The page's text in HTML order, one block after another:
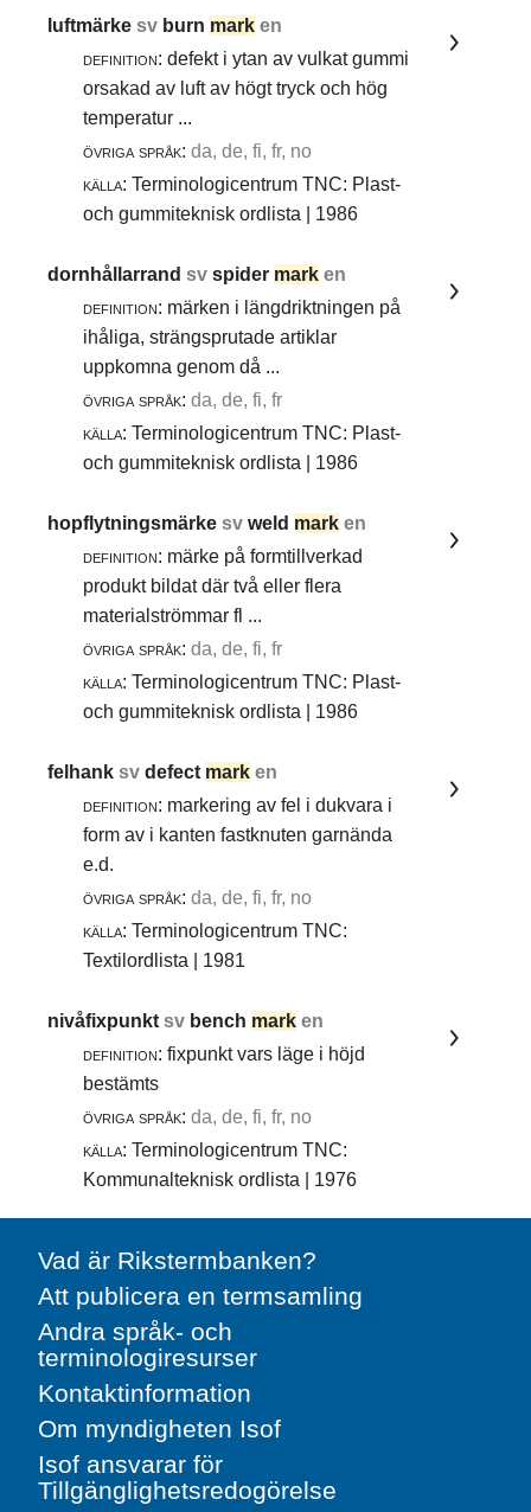
luftmärkesv burn mark en
definition: defekt i ytan av vulkat gummi
orsakad av luft av högt tryck och hög
temperatur ...
övriga språk: da, de, fi, fr, no
källa: Terminologicentrum TNC: Plast-
och gummiteknisk ordlista | 1986
dornhållarrandsvspider mark en
definition: märken i längdriktningen på
ihåliga, strängsprutade artiklar
uppkomna genom då ...
övriga språk: da, de, fi, fr
källa: Terminologicentrum TNC: Plast-
och gummiteknisk ordlista | 1986
hopflytningsmärkesvweld mark en
definition: märke på formtillverkad
produkt bildat där två eller flera
materialströmmar fl ...
övriga språk: da, de, fi, fr
källa: Terminologicentrum TNC: Plast-
och gummiteknisk ordlista | 1986
felhanksvdefect mark en
definition: markering av fel i dukvara i
form av i kanten fastknuten garnända
e.d.
övriga språk: da, de, fi, fr, no
källa: Terminologicentrum TNC:
Textilordlista | 1981
nivåfixpunktsv bench mark en
definition: fixpunkt vars läge i höjd
bestämts
övriga språk: da, de, fi, fr, no
källa: Terminologicentrum TNC:
Kommunalteknisk ordlista | 1976
Vad är Rikstermbanken?
Att publicera en termsamling
Andra språk- och
terminologiresurser
Kontaktinformation
Om myndigheten Isof
Isof ansvarar för
Tillgänglighetsredogörelse